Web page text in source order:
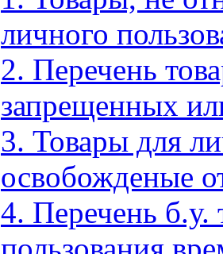
личного
2. Перечень
запрещенных
3. Товары для
освобожденые
4. Перечень б.у.